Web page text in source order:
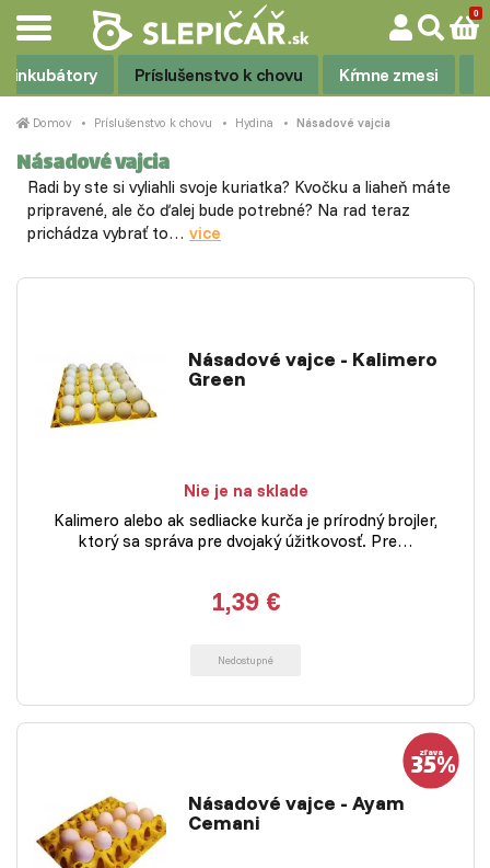
inkubátory Príslušenstvo k chovu Kŕmne zmesi
Domov Príslušenstvo k chovu Hydina Násadové vajcia
Násadové vajcia
Radi by ste si vyliahli svoje kuriatka? Kvočku a liaheň máte
pripravené, ale čo ďalej bude potrebné? Na rad teraz
prichádza vybrať to… vice
Násadové vajce - Kalimero
Green
Nie je na sklade
Kalimero alebo ak sedliacke kurča je prírodný brojler,
ktorý sa správa pre dvojaký úžitkovosť. Pre…
1,39 €
Nedostupné
Násadové vajce - Ayam
Cemani